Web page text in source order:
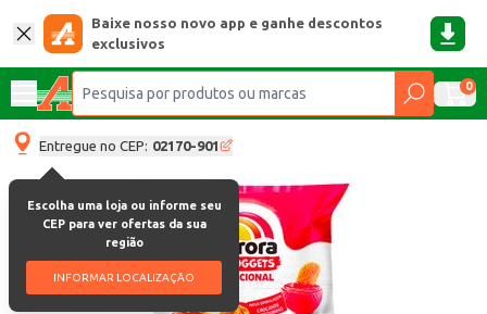
Baixe nosso novo app e ganhe descontos
exclusivos
0
Entregue no CEP: 02170-901
Escolha uma loja ou informe seu
CEP para ver ofertas da sua
região
INFORMAR LOCALIZAÇÃO